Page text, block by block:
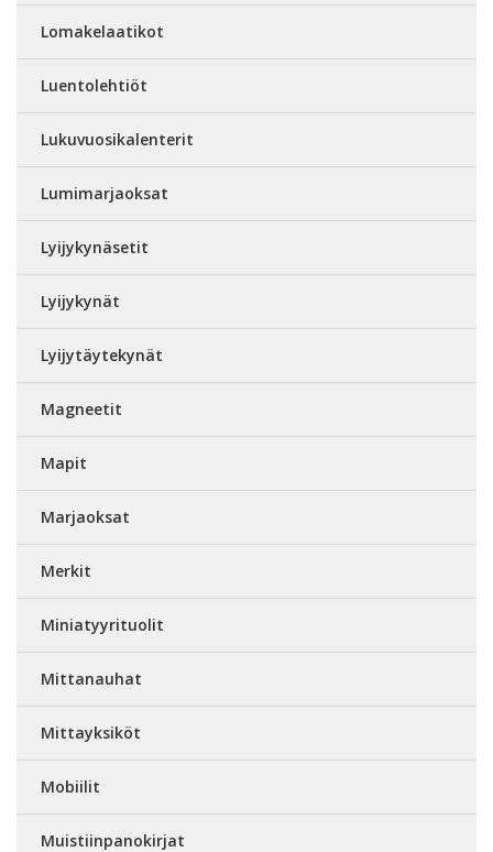
Lomakelaatikot
Luentolehtiöt
Lukuvuosikalenterit
Lumimarjaoksat
Lyijykynäsetit
Lyijykynät
Lyijytäytekynät
Magneetit
Mapit
Marjaoksat
Merkit
Miniatyyrituolit
Mittanauhat
Mittayksiköt
Mobiilit
Muistiinpanokirjat